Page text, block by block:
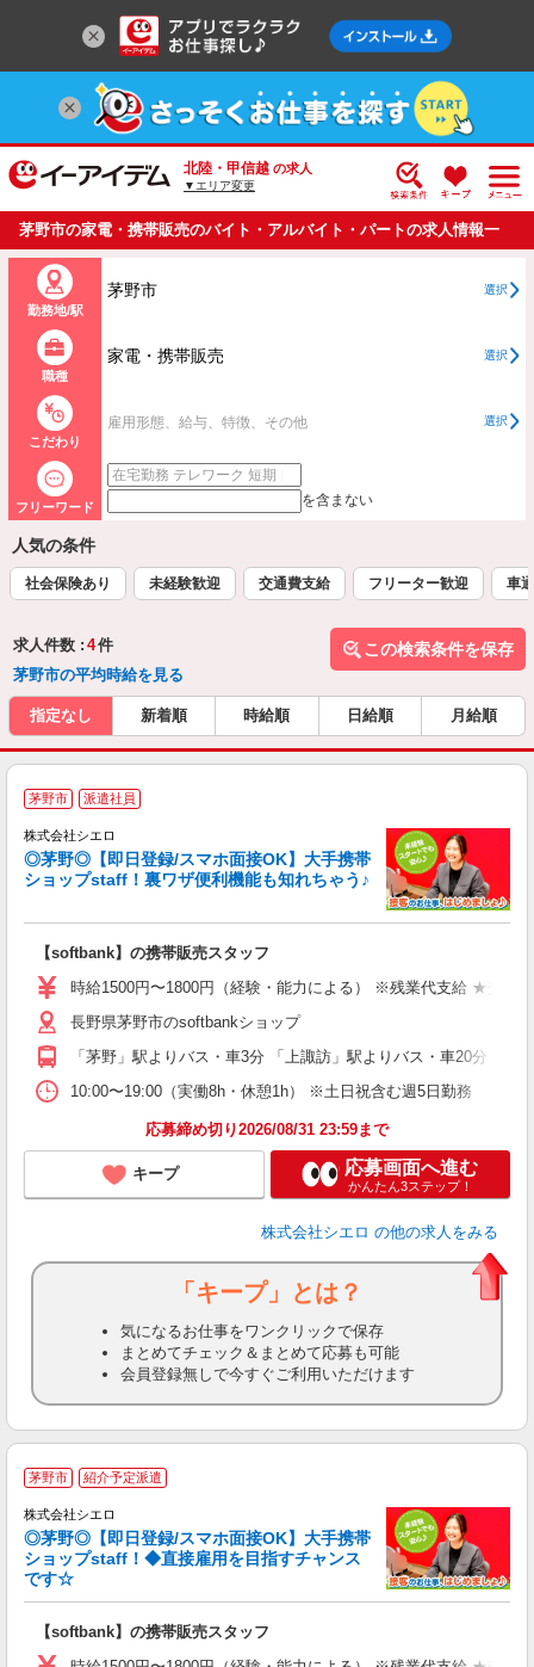
北陸・甲信越 の求人
▼エリア変更
茅野市の家電・携帯販売のバイト・アルバイト・パートの求人情報一
覧
勤務地/駅
茅野市 選択
職種
家電・携帯販売 選択
こだわり
雇用形態、給与、特徴、その他 選択
フリーワード を含まない
人気の条件
社会保険あり 未経験歓迎 交通費支給 フリーター歓迎 車
求人件数 : 4件
茅野市の平均時給を見る
この検索条件を保存
指定なし 新着順 時給順 日給順 月給順
茅野市 派遣社員
株式会社シエロ
◎茅野◎【即日登録/スマホ面接OK】大手携帯
ショップstaff！裏ワザ便利機能も知れちゃう♪
【softbank】の携帯販売スタッフ
時給1500円〜1800円（経験・能力による） ※残業代支給 ★交通
長野県茅野市のsoftbankショップ
「茅野」駅よりバス・車3分 「上諏訪」駅よりバス・車20分
10:00〜19:00（実働8h・休憩1h） ※土日祝含む週5日勤務
応募締め切り2026/08/31 23:59まで
キープ 応募画面へ進む
かんたん3ステップ！
株式会社シエロ の他の求人をみる
「キープ」とは？
気になるお仕事をワンクリックで保存
まとめてチェック＆まとめて応募も可能
会員登録無しで今すぐご利用いただけます
茅野市 紹介予定派遣
株式会社シエロ
◎茅野◎【即日登録/スマホ面接OK】大手携帯
ショップstaff！◆直接雇用を目指すチャンス
です☆
【softbank】の携帯販売スタッフ